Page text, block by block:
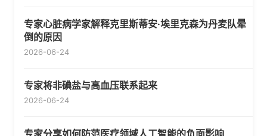
专家心脏病学家解释克里斯蒂安·埃里克森为丹麦队晕
倒的原因
2026-06-24
专家将非碘盐与高血压联系起来
2026-06-24